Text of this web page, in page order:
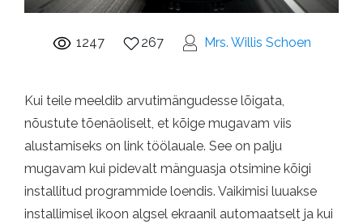
1247 267 Mrs. Willis Schoen
Kui teile meeldib arvutimängudesse lõigata,
nõustute tõenäoliselt, et kõige mugavam viis
alustamiseks on link töölauale. See on palju
mugavam kui pidevalt mänguasja otsimine kõigi
installitud programmide loendis. Vaikimisi luuakse
installimisel ikoon algsel ekraanil automaatselt ja kui